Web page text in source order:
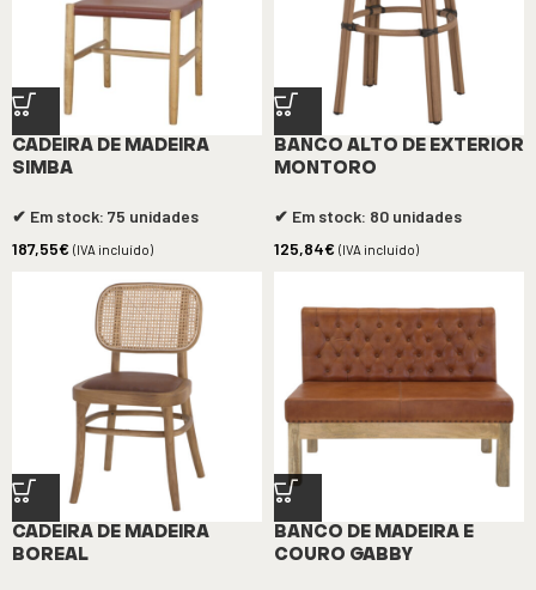
CADEIRA DE MADEIRA
SIMBA
✔ Em stock: 75 unidades
187,55€ (IVA incluído)
BANCO ALTO DE EXTERIOR
MONTORO
✔ Em stock: 80 unidades
125,84€ (IVA incluído)
CADEIRA DE MADEIRA
BOREAL
BANCO DE MADEIRA E
COURO GABBY